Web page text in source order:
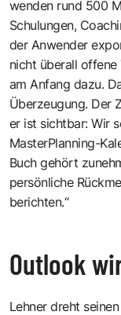
wenden rund 500
Schulungen,
der Anwender
nicht überall offene
am Anfang dazu.
Überzeugung. Der
er ist sichtbar: Wir
MasterPlanning-
Buch gehört
persönliche
berichten.“
Outlook
Lehner dreht